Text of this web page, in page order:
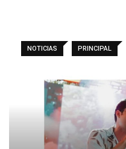
NOTICIAS PRINCIPAL